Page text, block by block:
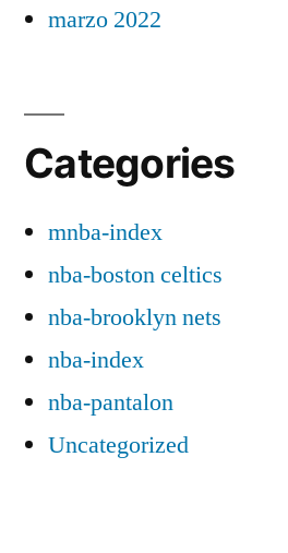
marzo 2022
Categories
mnba-index
nba-boston celtics
nba-brooklyn nets
nba-index
nba-pantalon
Uncategorized